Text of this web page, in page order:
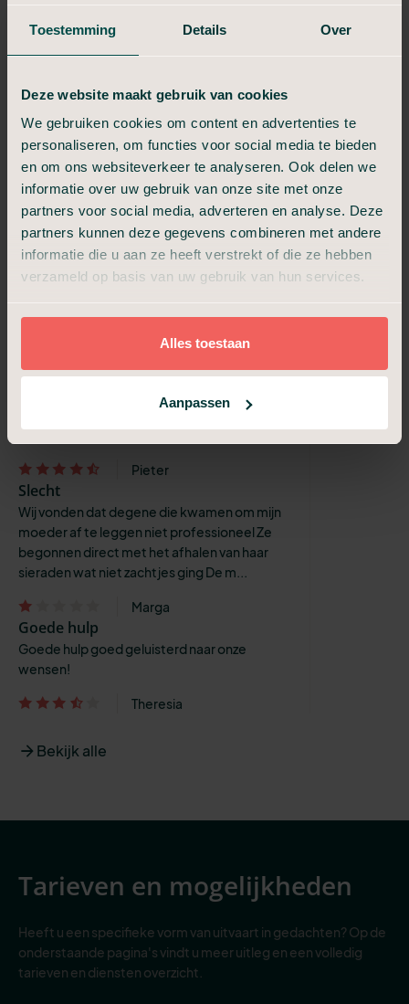
Toestemming Details Over
Deze website maakt gebruik van cookies
We gebruiken cookies om content en advertenties te
personaliseren, om functies voor social media te bieden
en om ons websiteverkeer te analyseren. Ook delen we
informatie over uw gebruik van onze site met onze
partners voor social media, adverteren en analyse. Deze
partners kunnen deze gegevens combineren met andere
informatie die u aan ze heeft verstrekt of die ze hebben
verzameld op basis van uw gebruik van hun services.
Alles toestaan
Aanpassen
Duidelijk, je weet direct wat je kunt
Uitvaart24 heeft ervoor gezorgd dat we met
weinig stress en heel waardig afscheid
konden nemen van mijn moeder. En dat alles
voor een eerlijke prijs, zodat we a...
Jos
Fijne organisatie met kundige mensen.
Deze organisatie en de mensen die hier
werken hebben ons heel goed begeleid en
geholpen in deze moeilijke periode.
Warm, deskundig en adequaat.
Snelle service, zorg voor het opbaren en het
regelen van de uitvaart liep soepel en snel.
Steeds werden alle mogelijkheden
besproken, en ook al onze ideeën werd...
Pieter
Slecht
Wij vonden dat degene die kwamen om mijn
moeder af te leggen niet professioneel Ze
begonnen direct met het afhalen van haar
sieraden wat niet zachtjes ging De m...
Marga
Goede hulp
Goede hulp goed geluisterd naar onze
wensen!
Theresia
Bekijk alle
Tarieven en mogelijkheden
Heeft u een specifieke vorm van uitvaart in gedachten? Op de
onderstaande pagina's vindt u meer uitleg en een volledig
tarieven en diensten overzicht.